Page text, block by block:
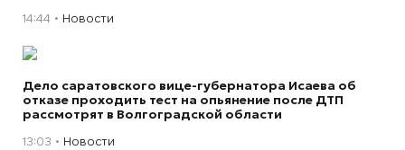
14:44 Новости
Дело саратовского вице-губернатора Исаева об
отказе проходить тест на опьянение после ДТП
рассмотрят в Волгоградской области
13:03 Новости